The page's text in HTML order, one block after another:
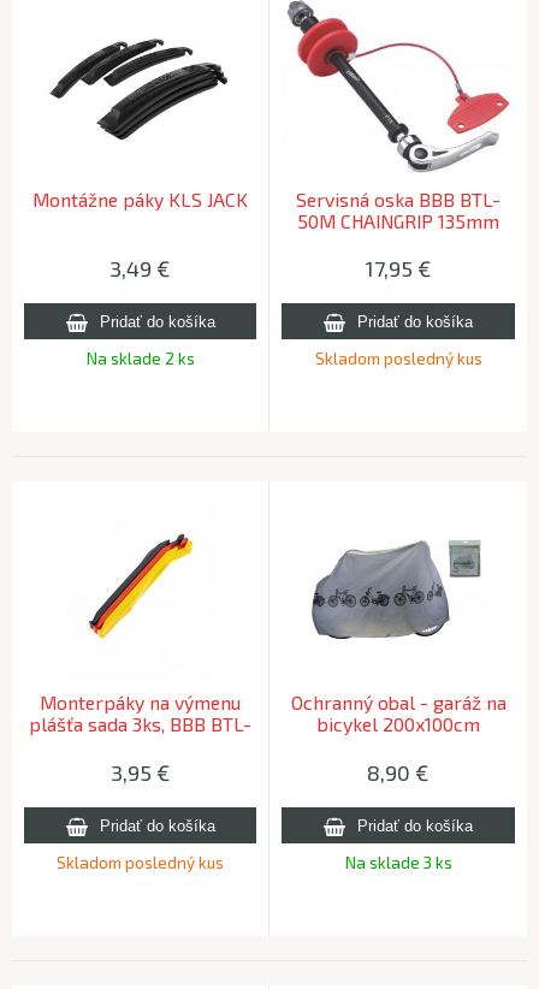
Montážne páky KLS JACK
3,49 €
Na sklade 2 ks
Servisná oska BBB BTL-
50M CHAINGRIP 135mm
17,95 €
Skladom posledný kus
Monterpáky na výmenu
plášťa sada 3ks, BBB BTL-
červená žltá
3,95 €
Skladom posledný kus
Ochranný obal - garáž na
bicykel 200x100cm
8,90 €
Na sklade 3 ks